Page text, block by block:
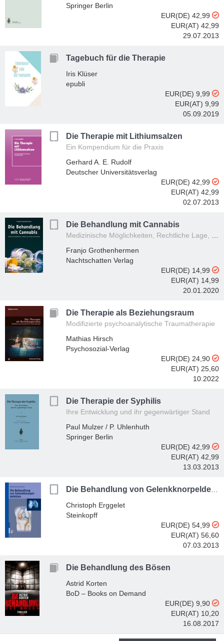
Springer Berlin
EUR(DE) 42,99
EUR(AT) 42,99
29.07.2013
Tagebuch für die Therapie
Iris Klüser
epubli
EUR(DE) 9,99
EUR(AT) 9,99
05.09.2019
Die Therapie mit Lithiumsalzen
Ein Kompendium für die Praxis
Gerhard A. E. Rudolf
Deutscher Universitätsverlag
EUR(DE) 42,99
EUR(AT) 42,99
02.07.2013
Die Behandlung mit Cannabis
Medizinische Möglichkeiten, Rechtliche Lage, Rezepte, Praxistipps
Franjo Grothenhermen
Nachtschatten Verlag
EUR(DE) 14,99
EUR(AT) 14,99
20.01.2020
Die Therapie als Beziehungsraum
Modifizierte psychoanalytische Traumatherapie
Mathias Hirsch
Psychosozial-Verlag
EUR(DE) 24,90
EUR(AT) 25,60
10.2022
Die Therapie der Syphilis
Ihre Entwicklung und ihr gegenwärtiger Stand
Paul Mulzer / P. Uhlenhuth
Springer Berlin
EUR(DE) 42,99
EUR(AT) 42,99
13.03.2013
Christoph Erggelet
Steinkopff
EUR(DE) 54,99
EUR(AT) 56,60
07.03.2013
Die Behandlung des Bösen
Astrid Korten
BoD – Books on Demand
EUR(DE) 9,90
EUR(AT) 10,20
16.08.2017